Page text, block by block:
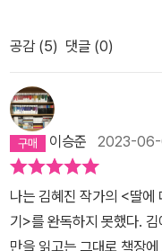
다고 생각해 본 적이 없었
언제 어디서라도 그걸 부르
마나 오래도록 또는 눈부
천히 쇄골에 내려와 닿는
데다 반감마저 솟아나 이렇
서 얼굴을 찡그리지 않았으
말 대신, 예쁘다고 해줬다
하지 않으세요?라고 머뭇
력이 허무할 만큼 그녀는
공감 (5) 댓글 (0)
이승준 2023-
나는 김혜진 작가의 <딸에
기>를 완독하지 못했다.
만을 읽고는 그대로 책장